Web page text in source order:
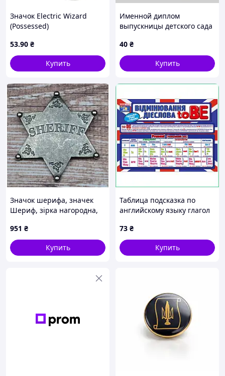
Значок Electric Wizard
(Possessed)
53.90 ₴
Купить
Именной диплом
выпускницы детского сада
40 ₴
Купить
Значок шерифа, значек
Шериф, зірка нагородна,
951 ₴
Купить
Таблица подсказка по
английскому языку глагол
ламинированная А3 для
начальной школы
73 ₴
Купить